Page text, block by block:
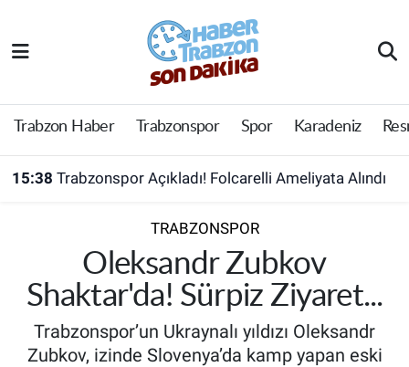
Trabzon Haber Trabzonspor Spor Karadeniz
15:38 Trabzonspor Açıkladı! Folcarelli Ameliyata Alındı
TRABZONSPOR
Oleksandr Zubkov
Shaktar'da! Sürpiz Ziyaret...
Trabzonspor’un Ukraynalı yıldızı Oleksandr
Zubkov, izinde Slovenya’da kamp yapan eski
Trabzon Haber
Trabzonspor
Resmi Reklam
Yazarlar
Perde Arkası
Trabzon Nöbetçi Eczaneler
Trabzon Hava Durumu
Süper Lig Puan Durumu ve Fikstür
Tüm Manşetler
Son Dakika Haberleri